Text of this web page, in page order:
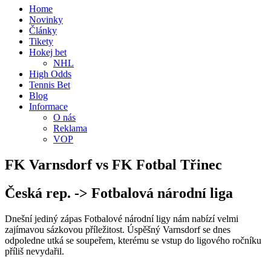
Home
Novinky
Články
Tikety
Hokej bet
NHL
High Odds
Tennis Bet
Blog
Informace
O nás
Reklama
VOP
FK Varnsdorf vs FK Fotbal Třinec
Česká rep. -> Fotbalová národní liga
Dnešní jediný zápas Fotbalové národní ligy nám nabízí velmi
zajímavou sázkovou příležitost. Úspěšný Varnsdorf se dnes
odpoledne utká se soupeřem, kterému se vstup do ligového ročníku
příliš nevydařil.